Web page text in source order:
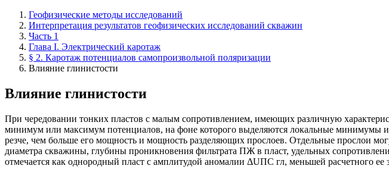
Геофизические методы исследований
Интерпретация результатов геофизических исследований скважин
Часть 1
Глава I. Электрический каротаж
§ 2. Каротаж потенциалов самопроизвольной поляризации
Влияние глинистости
Влияние глинистости
При чередовании тонких пластов с малым сопротивлением, имеющих различную
минимум или максимум потенциалов, на фоне которого выделяются локальные
резче, чем больше его мощность и мощность разделяющих прослоев. Отдельные прослои
диаметра скважины, глубины проникновения фильтрата ПЖ в пласт, удельных
отмечается как однородный пласт с амплитудой аномалии ΔUПС гл, меньшей расчетного